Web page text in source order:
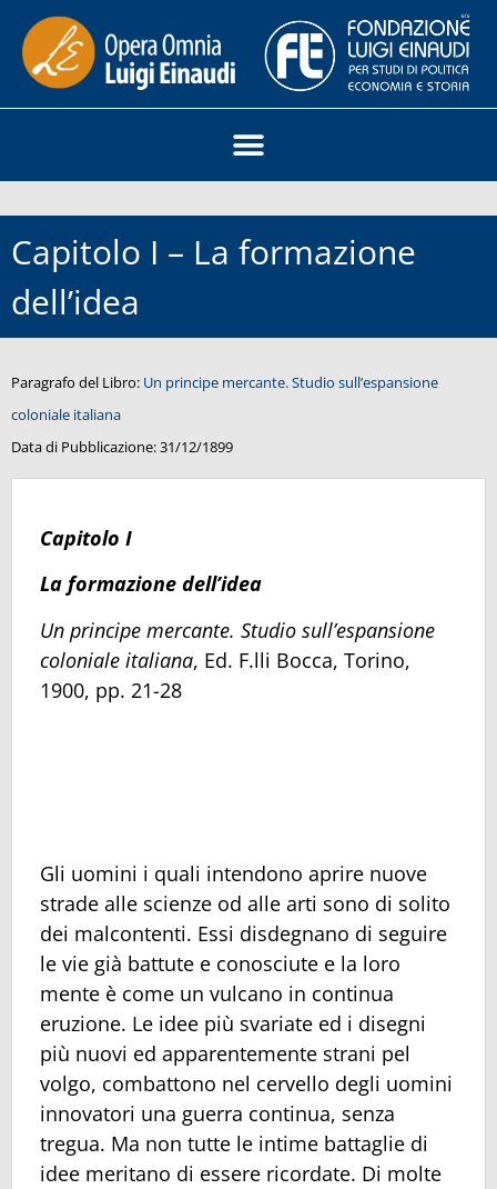
Capitolo I – La formazione
dell’idea
Paragrafo del Libro: Un principe mercante. Studio sull’espansione
coloniale italiana
Data di Pubblicazione:31/12/1899
Capitolo I
La formazione dell’idea
Un principe mercante. Studio sull’espansione
coloniale italiana, Ed. F.lli Bocca, Torino,
1900, pp. 21-28
Gli uomini i quali intendono aprire nuove
strade alle scienze od alle arti sono di solito
dei malcontenti. Essi disdegnano di seguire
le vie già battute e conosciute e la loro
mente è come un vulcano in continua
eruzione. Le idee più svariate ed i disegni
più nuovi ed apparentemente strani pel
volgo, combattono nel cervello degli uomini
innovatori una guerra continua, senza
tregua. Ma non tutte le intime battaglie di
idee meritano di essere ricordate. Di molte